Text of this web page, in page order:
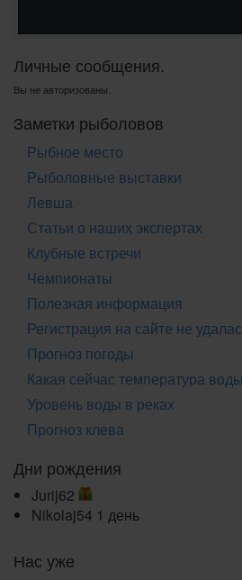
Личные сообщения.
Вы не авторизованы.
Заметки рыболовов
Рыбное место
Рыболовные выставки
Левша
Статьи о наших экспертах
Клубные встречи
Чемпионаты
Полезная информация
Регистрация на сайте не
Прогноз погоды
Какая сейчас температура воды
Уровень воды в реках
Прогноз клева
Дни рождения
Jurij62
Nikolaj54 1 день
Нас уже